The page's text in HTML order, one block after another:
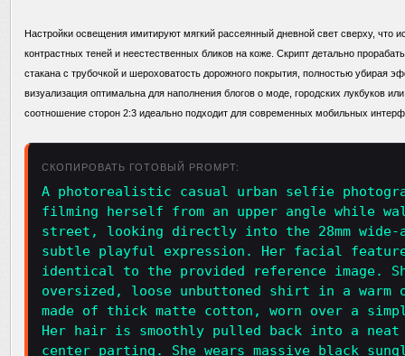
Настройки освещения имитируют мягкий рассеянный дневной свет сверху, что
контрастных теней и неестественных бликов на коже. Скрипт детально
стакана с трубочкой и шероховатость дорожного покрытия, полностью убирая
визуализация оптимальна для наполнения блогов о моде, городских лукбуков
соотношение сторон 2:3 идеально подходит для современных мобильных
СКОПИРОВАТЬ ГОТОВЫЙ PROMPT:
A photorealistic casual urban selfie
filming herself from an upper angle while
street, looking directly into the 28mm wide-
subtle playful expression. Her facial
identical to the provided reference image.
oversized, loose unbuttoned shirt in a warm
made of thick matte cotton, worn over a
Her hair is smoothly pulled back into a neat
center parting. She wears massive black